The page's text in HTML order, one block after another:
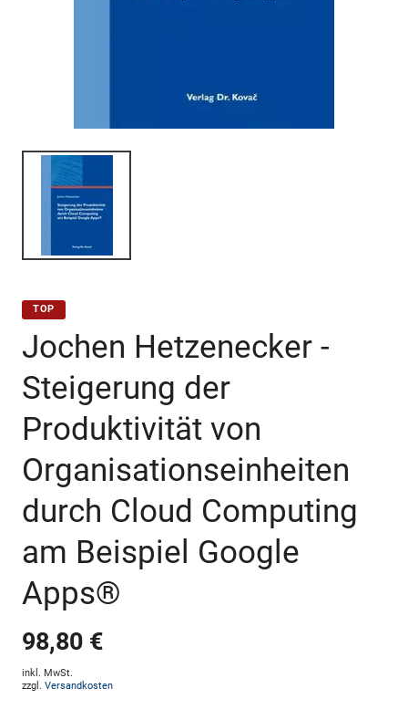
TOP
Jochen Hetzenecker -
Steigerung der
Produktivität von
Organisationseinheiten
durch Cloud Computing
am Beispiel Google
Apps®
98,80 €
inkl. MwSt.
zzgl. Versandkosten